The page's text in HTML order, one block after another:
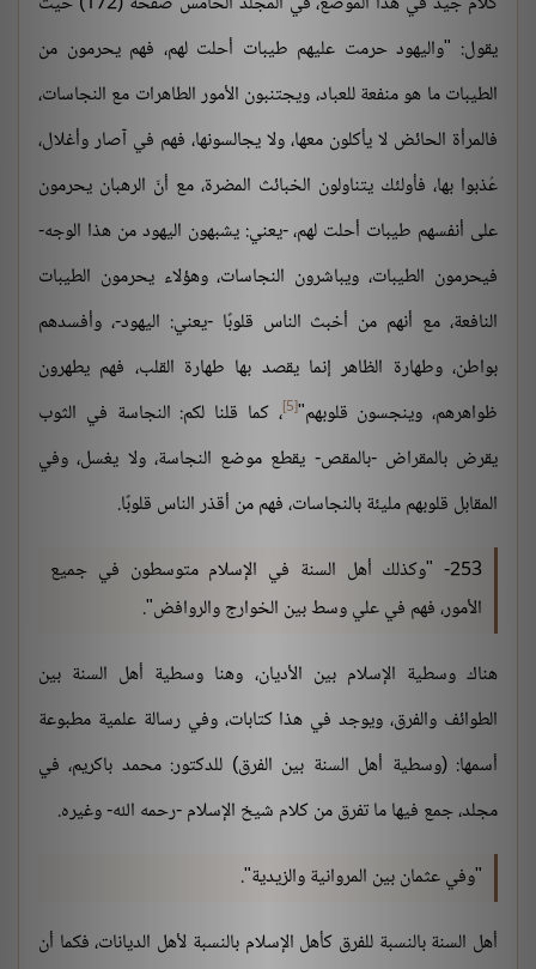
يقول: "واليهود حرمت عليهم طيبات أحلت لهم، فهم يحرمون من
الطيبات ما هو منفعة للعباد، ويجتنبون الأمور الطاهرات مع النجاسات،
فالمرأة الحائض لا يأكلون معها، ولا يجالسونها، فهم في آصار وأغلال،
عُذبوا بها، فأولئك يتناولون الخبائث المضرة، مع أنّ الرهبان يحرمون
على أنفسهم طيبات أحلت لهم، -يعني: يشبهون اليهود من هذا الوجه-
فيحرمون الطيبات، ويباشرون النجاسات، وهؤلاء يحرمون الطيبات
النافعة، مع أنهم من أخبث الناس قلوبًا -يعني: اليهود-، وأفسدهم
بواطن، وطهارة الظاهر إنما يقصد بها طهارة القلب، فهم يطهرون
ظواهرهم، وينجسون قلوبهم"[5] ، كما قلنا لكم: النجاسة في الثوب
يقرض بالمقراض -بالمقص- يقطع موضع النجاسة، ولا يغسل، وفي
المقابل قلوبهم مليئة بالنجاسات، فهم من أقذر الناس قلوبًا.
253- "وكذلك أهل السنة في الإسلام متوسطون في جميع
الأمور، فهم في علي وسط بين الخوارج والروافض".
هناك وسطية الإسلام بين الأديان، وهنا وسطية أهل السنة بين
الطوائف والفرق، ويوجد في هذا كتابات، وفي رسالة علمية مطبوعة
أسمها: (وسطية أهل السنة بين الفرق) للدكتور: محمد باكريم، في
مجلد، جمع فيها ما تفرق من كلام شيخ الإسلام -رحمه الله- وغيره.
"وفي عثمان بين المروانية والزيدية".
أهل السنة بالنسبة للفرق كأهل الإسلام بالنسبة لأهل الديانات، فكما أن